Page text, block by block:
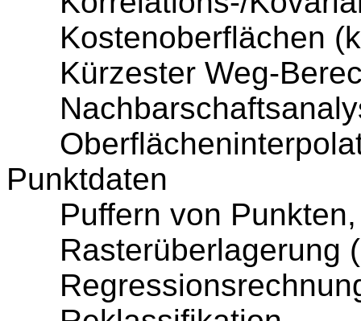
Kostenoberflächen
Kürzester Weg-
Punktdaten
Puffern von Punkten,
Rasterüberlagerung